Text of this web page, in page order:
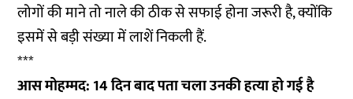
लोगों की माने तो नाले की ठीक से सफाई होना जरूरी है, क्योंकि
इसमें से बड़ी संख्या में लाशें निकली हैं.
***
आस मोहम्मद: 14 दिन बाद पता चला उनकी हत्या हो गई है